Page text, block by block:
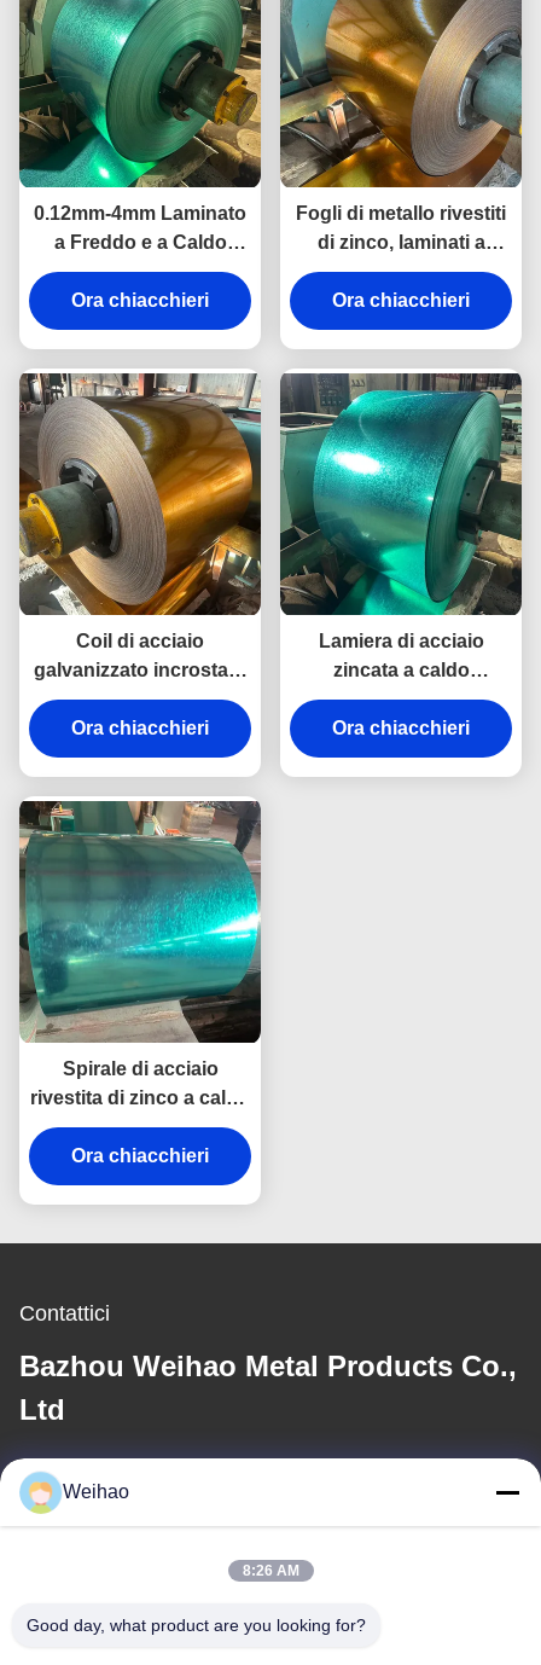
0.12mm-4mm Laminato
a Freddo e a Caldo
Preverniciato in Acciaio
Galvalume per Edilizia
Ora chiacchieri
Fogli di metallo rivestiti
di zinco, laminati a
freddo, verniciati,
bobine di metallo,
costruzione di pareti,
Ora chiacchieri
Coil di acciaio
galvanizzato incrostato
in zinco, caldo, laminato
a freddo, coil di acciaio
Ppgi
Ora chiacchieri
Lamiera di acciaio
zincata a caldo
DX56D+Z laminata a
freddo per tetti,
automotive e industriale
Ora chiacchieri
Spirale di acciaio
rivestita di zinco a caldo
Z20-275g ASTM A653
Ora chiacchieri
Contattici
Bazhou Weihao Metal Products Co.,
Ltd
E-mail
408690175@qq.com
Il nostro indirizzo
Weihao
8:26 AM
Good day, what product are you looking for?